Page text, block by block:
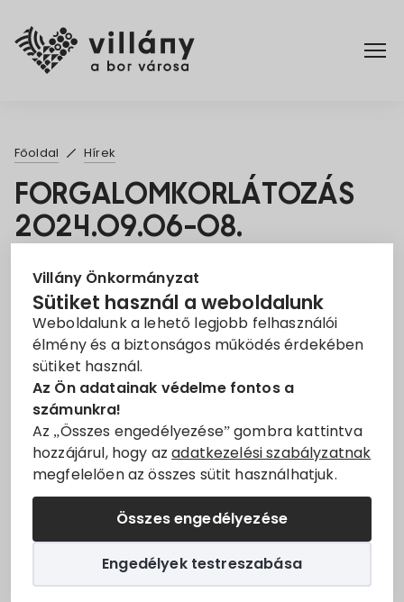
Villány Önkormányzat
Sütiket használ a weboldalunk
Weboldalunk a lehető legjobb felhasználói
élmény és a biztonságos működés érdekében
sütiket használ.
Az Ön adatainak védelme fontos a
számunkra!
Az „Összes engedélyezése” gombra kattintva
hozzájárul, hogy azadatkezelési szabályzatnak
megfelelően az összes sütit használhatjuk.
Összes engedélyezése
Engedélyek testreszabása
Elérhetőségek
Hírek
Rendelettár
Pályázatok
Dokumentumok
Állásajánlatok
Szolgáltatók
Turizmus
Választási információk
Főoldal Hírek
FORGALOMKORLÁTOZÁS
2024.09.06-08.
Forgalomkorlátozás Sváb Zenei Hétvége
Tájékoztatjuk a Tisztelt Lakosságot, hogy a
hétvégén megrendezésre kerülő
Hétvégemiatt az alábbi forgalomkorlátozások
lépnek életbe:
2024. szeptember 6-án 12 órától 2024.
szeptember 8-án 12 óráiga Szent István utca
egyirányúsítva lesz a Baross Gábor utca felől a
Damjanich utca irányába, valamint „Megállni tilos”
táblák kerülnek kihelyezésre az Ady fasor mindkét
oldalán, a Rákóczi utca elején (Csányi pincészet